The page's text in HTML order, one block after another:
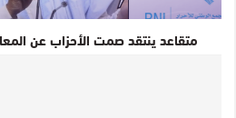
عبد الله الدبيا .. قبل المشاركة